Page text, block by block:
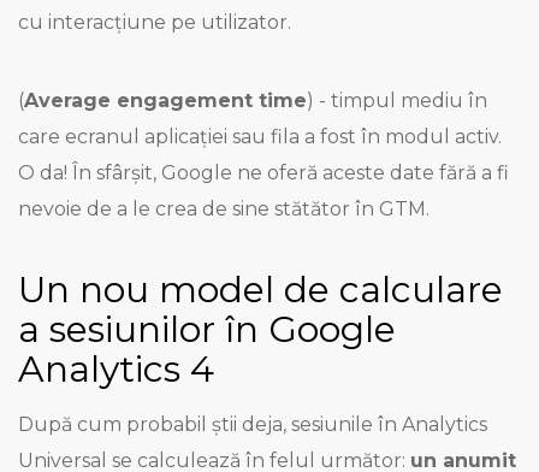
cu interacțiune pe utilizator.
(Average engagement time) - timpul mediu în
care ecranul aplicației sau fila a fost în modul activ.
O da! În sfârșit, Google ne oferă aceste date fără a fi
nevoie de a le crea de sine stătător în GTM.
Un nou model de calculare
a sesiunilor în Google
Analytics 4
După cum probabil știi deja, sesiunile în Analytics
Universal se calculează în felul următor: un anumit